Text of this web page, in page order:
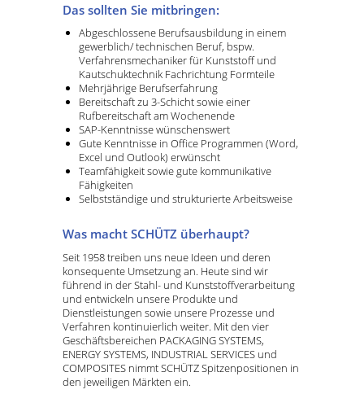
Das sollten Sie mitbringen:
Abgeschlossene Berufsausbildung in einem
gewerblich/ technischen Beruf, bspw.
Verfahrensmechaniker für Kunststoff und
Kautschuktechnik Fachrichtung Formteile
Mehrjährige Berufserfahrung
Bereitschaft zu 3-Schicht sowie einer
Rufbereitschaft am Wochenende
SAP-Kenntnisse wünschenswert
Gute Kenntnisse in Office Programmen (Word,
Excel und Outlook) erwünscht
Teamfähigkeit sowie gute kommunikative
Fähigkeiten
Selbstständige und strukturierte Arbeitsweise
Was macht SCHÜTZ überhaupt?
Seit 1958 treiben uns neue Ideen und deren
konsequente Umsetzung an. Heute sind wir
führend in der Stahl- und Kunststoffverarbeitung
und entwickeln unsere Produkte und
Dienstleistungen sowie unsere Prozesse und
Verfahren kontinuierlich weiter. Mit den vier
Geschäftsbereichen PACKAGING SYSTEMS,
ENERGY SYSTEMS, INDUSTRIAL SERVICES und
COMPOSITES nimmt SCHÜTZ Spitzenpositionen in
den jeweiligen Märkten ein.